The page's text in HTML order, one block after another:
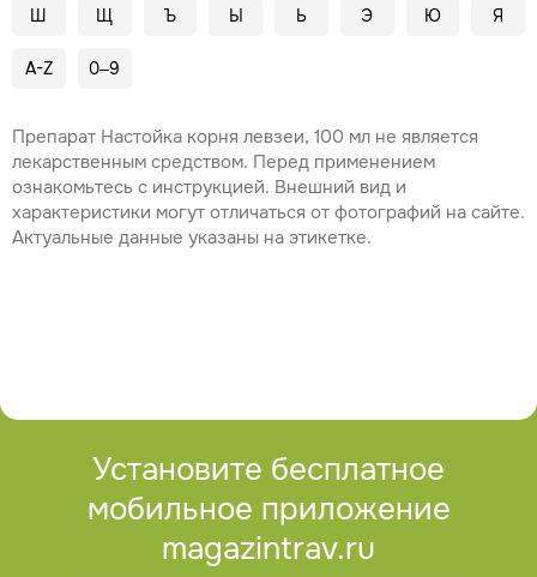
Ш Щ Ъ Ы Ь Э Ю Я
A-Z 0–9
Препарат Настойка корня левзеи, 100 мл не является
лекарственным средством. Перед применением
ознакомьтесь с инструкцией. Внешний вид и
характеристики могут отличаться от фотографий на сайте.
Актуальные данные указаны на этикетке.
Установите бесплатное
мобильное приложение
magazintrav.ru